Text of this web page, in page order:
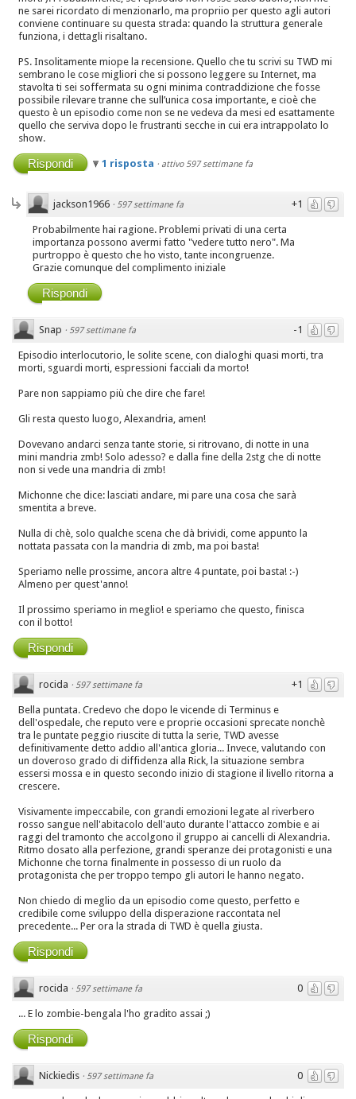
ne sarei ricordato di menzionarlo, ma propriio per questo agli autori
conviene continuare su questa strada: quando la struttura generale
funziona, i dettagli risaltano.
PS. Insolitamente miope la recensione. Quello che tu scrivi su TWD mi
sembrano le cose migliori che si possono leggere su Internet, ma
stavolta ti sei soffermata su ogni minima contraddizione che fosse
possibile rilevare tranne che sull’unica cosa importante, e cioè che
questo è un episodio come non se ne vedeva da mesi ed esattamente
quello che serviva dopo le frustranti secche in cui era intrappolato lo
show.
Rispondi 1 risposta · attivo 597 settimane fa
+1
jackson1966 · 597 settimane fa
Probabilmente hai ragione. Problemi privati di una certa
importanza possono avermi fatto "vedere tutto nero". Ma
purtroppo è questo che ho visto, tante incongruenze.
Grazie comunque del complimento iniziale
Rispondi
-1
Snap · 597 settimane fa
Episodio interlocutorio, le solite scene, con dialoghi quasi morti, tra
morti, sguardi morti, espressioni facciali da morto!
Pare non sappiamo più che dire che fare!
Gli resta questo luogo, Alexandria, amen!
Dovevano andarci senza tante storie, si ritrovano, di notte in una
mini mandria zmb! Solo adesso? e dalla fine della 2stg che di notte
non si vede una mandria di zmb!
Michonne che dice: lasciati andare, mi pare una cosa che sarà
smentita a breve.
Nulla di chè, solo qualche scena che dà brividi, come appunto la
nottata passata con la mandria di zmb, ma poi basta!
Speriamo nelle prossime, ancora altre 4 puntate, poi basta! :-)
Almeno per quest'anno!
Il prossimo speriamo in meglio! e speriamo che questo, finisca
con il botto!
Rispondi
+1
rocida · 597 settimane fa
Bella puntata. Credevo che dopo le vicende di Terminus e
dell'ospedale, che reputo vere e proprie occasioni sprecate nonchè
tra le puntate peggio riuscite di tutta la serie, TWD avesse
definitivamente detto addio all'antica gloria... Invece, valutando con
un doveroso grado di diffidenza alla Rick, la situazione sembra
essersi mossa e in questo secondo inizio di stagione il livello ritorna a
crescere.
Visivamente impeccabile, con grandi emozioni legate al riverbero
rosso sangue nell'abitacolo dell'auto durante l'attacco zombie e ai
raggi del tramonto che accolgono il gruppo ai cancelli di Alexandria.
Ritmo dosato alla perfezione, grandi speranze dei protagonisti e una
Michonne che torna finalmente in possesso di un ruolo da
protagonista che per troppo tempo gli autori le hanno negato.
Non chiedo di meglio da un episodio come questo, perfetto e
credibile come sviluppo della disperazione raccontata nel
precedente... Per ora la strada di TWD è quella giusta.
Rispondi
0
rocida · 597 settimane fa
... E lo zombie-bengala l'ho gradito assai ;)
Rispondi
0
Nickiedis · 597 settimane fa